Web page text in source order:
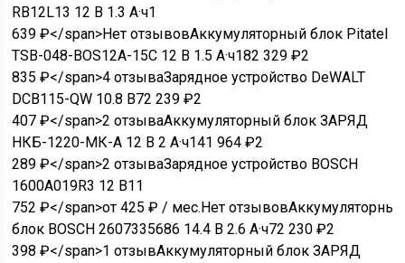
RB12L13 12 В 1.3 А·ч1
639 ₽</span>Нет отзывовАккумуляторный блок Pitatel
TSB-048-BOS12A-15C 12 В 1.5 А·ч182 329 ₽2
835 ₽</span>4 отзываЗарядное устройство DeWALT
DCB115-QW 10.8 В72 239 ₽2
407 ₽</span>2 отзываАккумуляторный блок ЗАРЯД
НКБ-1220-МК-A 12 В 2 А·ч141 964 ₽2
289 ₽</span>2 отзываЗарядное устройство BOSCH
1600A019R3 12 В11
752 ₽</span>от 425 ₽ / мес.Нет отзывовАккумуляторный
блок BOSCH 2607335686 14.4 В 2.6 А·ч72 230 ₽2
398 ₽</span>1 отзывАккумуляторный блок ЗАРЯД